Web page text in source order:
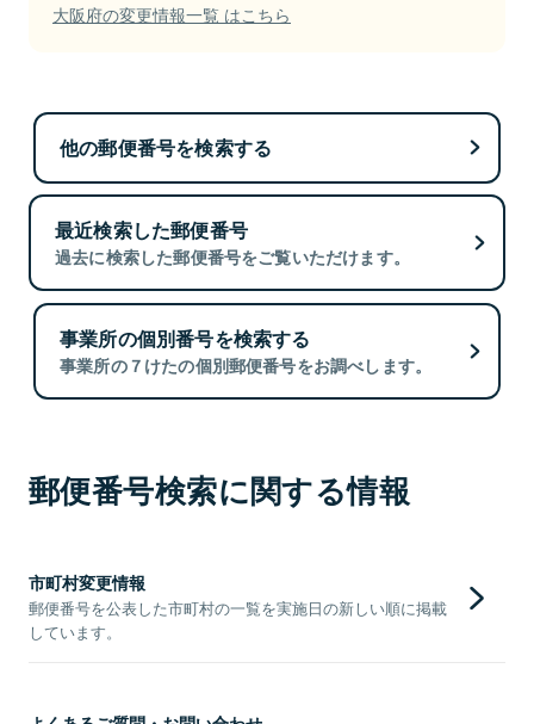
大阪府の変更情報一覧 はこちら
他の郵便番号を検索する
最近検索した郵便番号
過去に検索した郵便番号をご覧いただけます。
事業所の個別番号を検索する
事業所の７けたの個別郵便番号をお調べします。
郵便番号検索に関する情報
市町村変更情報
郵便番号を公表した市町村の一覧を実施日の新しい順に掲載
しています。